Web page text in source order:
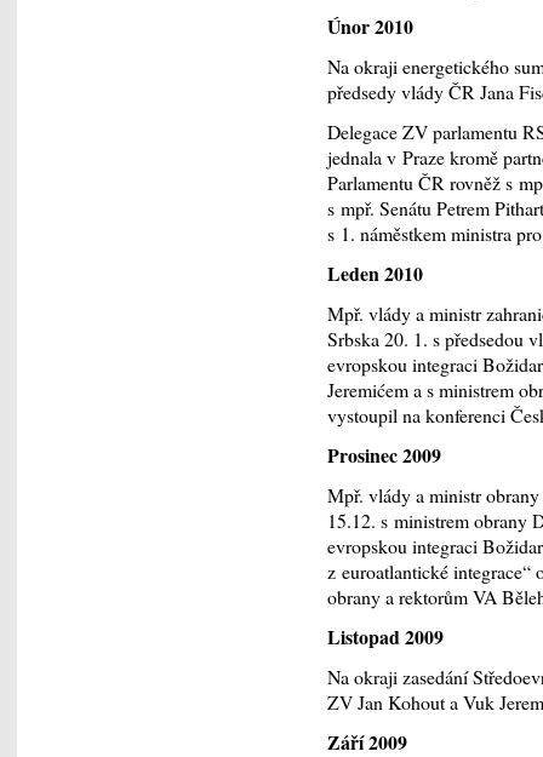
Únor 2010
Na okraji energetického
předsedy vlády ČR Jana
Delegace ZV parlamentu
jednala v Praze kromě
Parlamentu ČR rovněž s
s mpř. Senátu Petrem
s 1. náměstkem ministra
Leden 2010
Mpř. vlády a ministr
Srbska 20. 1. s předsedou
evropskou integraci
Jeremićem a s ministrem
vystoupil na konferenci
Prosinec 2009
Mpř. vlády a ministr
15.12. s ministrem obrany
evropskou integraci
z euroatlantické integrace“
obrany a rektorům VA
Listopad 2009
Na okraji zasedání
ZV Jan Kohout a Vuk
Září 2009